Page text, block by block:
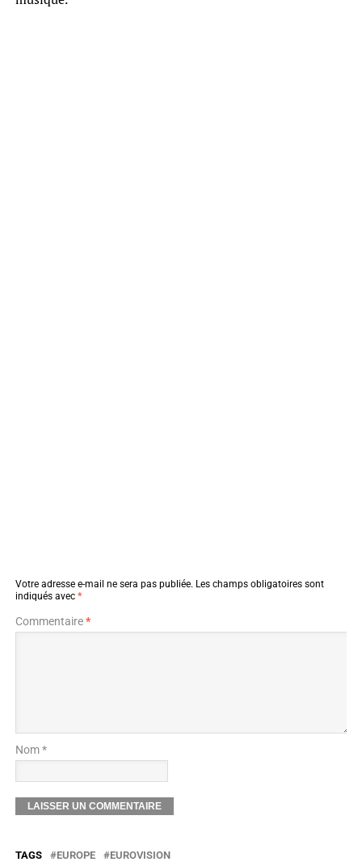
Votre adresse e-mail ne sera pas publiée. Les champs obligatoires sont
indiqués avec *
Commentaire*
Nom *
TAGS EUROPE EUROVISION